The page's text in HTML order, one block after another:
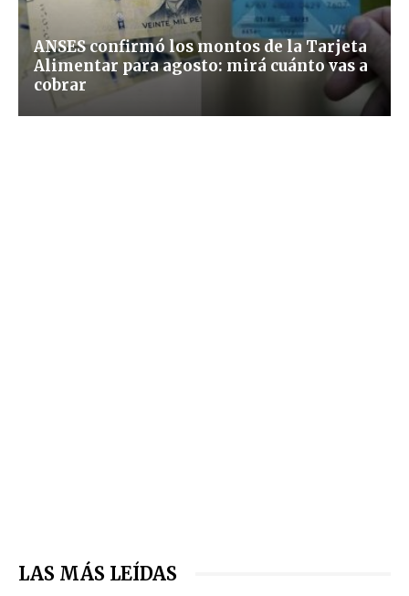
ANSES confirmó los montos de la Tarjeta
Alimentar para agosto: mirá cuánto vas a
cobrar
LAS MÁS LEÍDAS